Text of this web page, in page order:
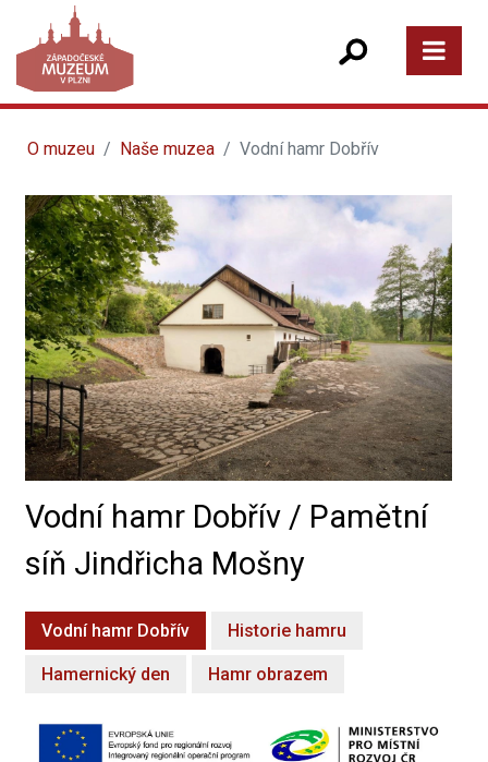
O muzeu Naše muzea Vodní hamr Dobřív
Vodní hamr Dobřív / Pamětní
síň Jindřicha Mošny
Vodní hamr Dobřív Historie hamru
Hamernický den Hamr obrazem